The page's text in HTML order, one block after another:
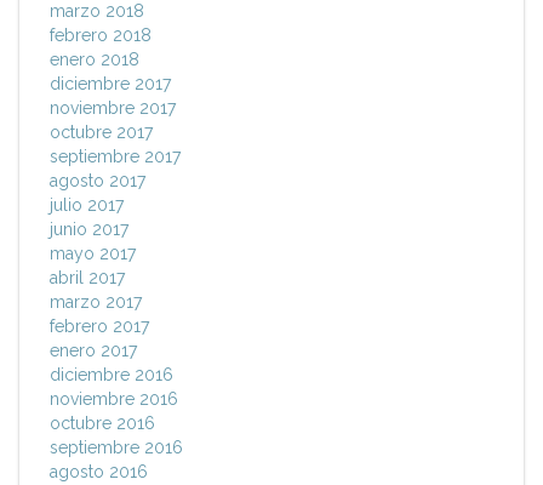
marzo 2018
febrero 2018
enero 2018
diciembre 2017
noviembre 2017
octubre 2017
septiembre 2017
agosto 2017
julio 2017
junio 2017
mayo 2017
abril 2017
marzo 2017
febrero 2017
enero 2017
diciembre 2016
noviembre 2016
octubre 2016
septiembre 2016
agosto 2016